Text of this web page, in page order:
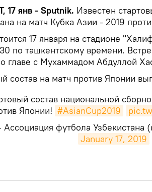
17 янв - Sputnik. Известен
на матч Кубка Азии - 2019
17 января на стадионе
по ташкентскому времени.
главе с Мухаммадом Абдуллой
состав на матч против Японии
состав национальной
Японии! #AsianCup2019
Ассоциация футбола Узбекистана
January 17, 2019